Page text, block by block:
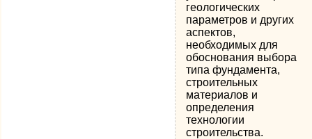
геологических
параметров и других
аспектов,
необходимых для
обоснования выбора
типа фундамента,
строительных
материалов и
определения
технологии
строительства.